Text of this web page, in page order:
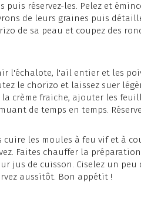
puis réservez-les. Pelez et
de leurs graines puis
de sa peau et coupez des
l'échalote, l'ail entier et les
le chorizo et laissez suer
crème fraiche, ajouter les
de temps en temps.
les moules à feu vif et à
Faites chauffer la
jus de cuisson. Ciselez un peu
aussitôt. Bon appétit !